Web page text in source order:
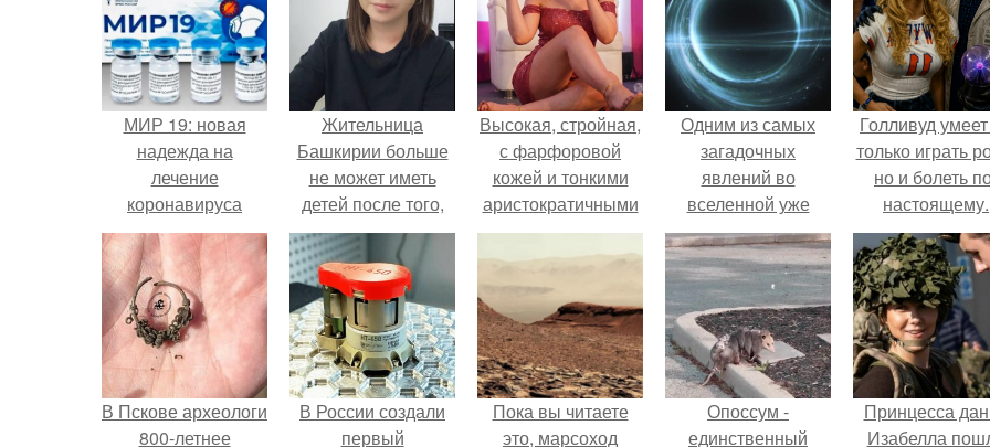
МИР 19: новая
надежда на
лечение
коронавируса
Жительница
Башкирии больше
не может иметь
детей после того,
как медики сделали
ей аборт на шестом
месяце
беременности и
оставили в матке
плаценту.
Высокая, стройная,
с фарфоровой
кожей и тонкими
аристократичными
чертами, эль
выглядит так, будто
сошла с полотна
художника.
Одним из самых
загадочных
явлений во
вселенной уже
полсотни лет
остаются черные
дыры.
Голливуд
только играть
но и болеть
настоящему.
В Пскове археологи
800-летнее
В России создали
первый
Пока вы читаете
это, марсоход
Опоссум -
единственный
Принцесса
Изабелла